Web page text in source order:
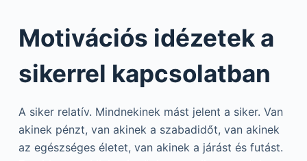
Motivációs idézetek a
sikerrel kapcsolatban
A siker relatív. Mindnekinek mást jelent a siker. Van
akinek pénzt, van akinek a szabadidőt, van akinek
az egészséges életet, van akinek a járást és futást.